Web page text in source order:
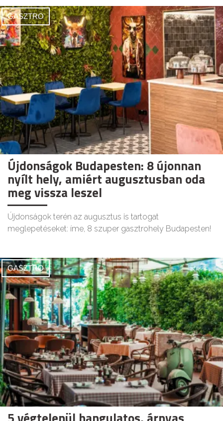
GASZTRO
Újdonságok Budapesten: 8 újonnan
nyílt hely, amiért augusztusban oda
meg vissza leszel
Újdonságok terén az augusztus is tartogat
meglepetéseket: íme, 8 szuper gasztrohely Budapesten!
GASZTRO